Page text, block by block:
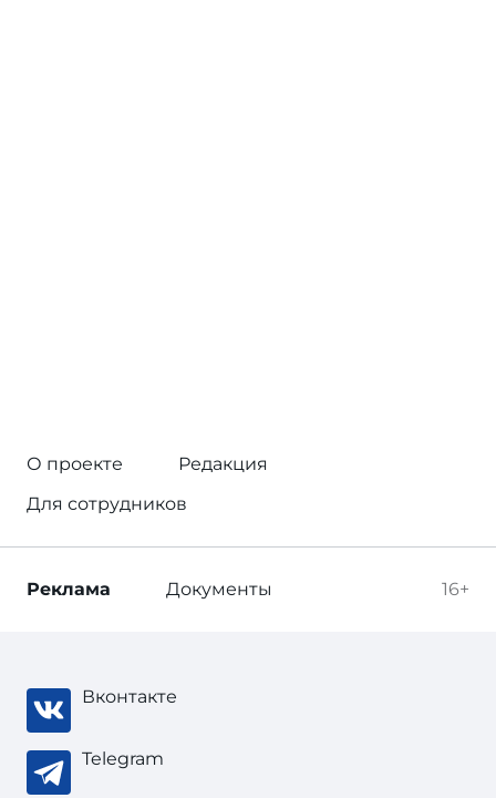
О проекте
Редакция
Для сотрудников
16+
Реклама Документы
Вконтакте
Telegram